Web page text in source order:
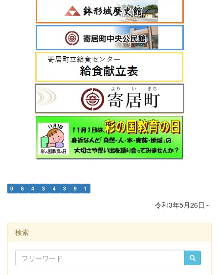
0 6 4 3 4 3 9 1
令和3年5月26日～
検索